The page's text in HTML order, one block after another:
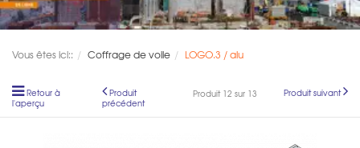
Vous êtes ici:: Coffrage de voile LOGO.3 / alu
Retour à
l'aperçu
Produit
précédent
Produit 12 sur 13 Produit suivant